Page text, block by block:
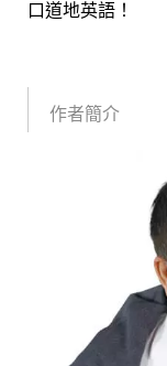
口道地英語！
作者簡介